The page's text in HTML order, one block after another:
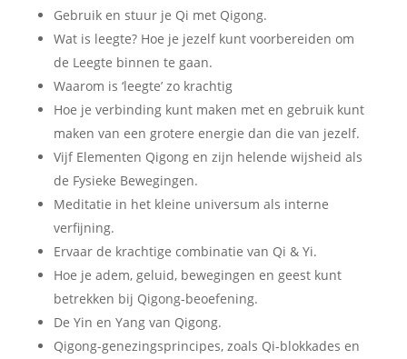
Gebruik en stuur je Qi met Qigong.
Wat is leegte? Hoe je jezelf kunt voorbereiden om
de Leegte binnen te gaan.
Waarom is ‘leegte’ zo krachtig
Hoe je verbinding kunt maken met en gebruik kunt
maken van een grotere energie dan die van jezelf.
Vijf Elementen Qigong en zijn helende wijsheid als
de Fysieke Bewegingen.
Meditatie in het kleine universum als interne
verfijning.
Ervaar de krachtige combinatie van Qi & Yi.
Hoe je adem, geluid, bewegingen en geest kunt
betrekken bij Qigong-beoefening.
De Yin en Yang van Qigong.
Qigong-genezingsprincipes, zoals Qi-blokkades en